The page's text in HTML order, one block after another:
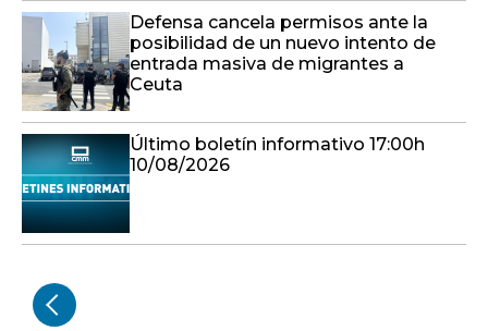
Defensa cancela permisos ante la
posibilidad de un nuevo intento de
entrada masiva de migrantes a
Ceuta
Último boletín informativo 17:00h
10/08/2026